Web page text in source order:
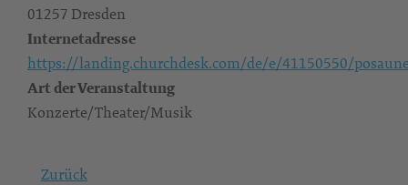
01257 Dresden
Internetadresse
https://landing.churchdesk.com/de/e/41150550/
Art der Veranstaltung
Konzerte/Theater/Musik
Zurück